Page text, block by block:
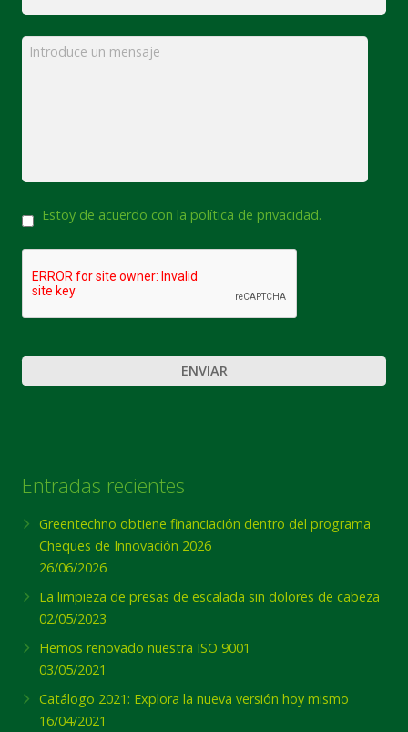
Mensaje
Consentimiento
Estoy de acuerdo con la política de privacidad.
Entradas recientes
Greentechno obtiene financiación dentro del programa
Cheques de Innovación 2026
26/06/2026
La limpieza de presas de escalada sin dolores de cabeza
02/05/2023
Hemos renovado nuestra ISO 9001
03/05/2021
Catálogo 2021: Explora la nueva versión hoy mismo
16/04/2021